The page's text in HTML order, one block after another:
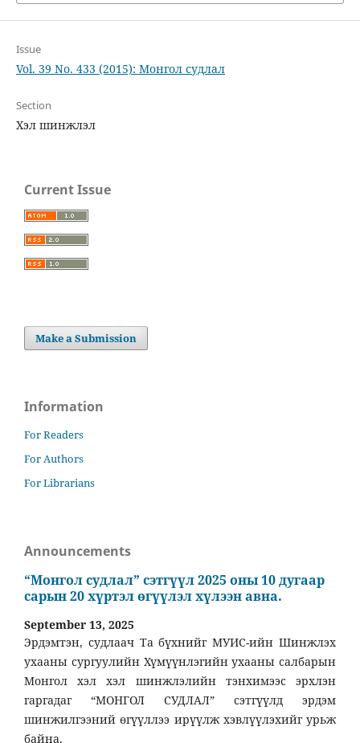
Issue
Vol. 39 No. 433 (2015): Монгол судлал
Section
Хэл шинжлэл
Current Issue
Make a Submission
Information
For Readers
For Authors
For Librarians
Announcements
“Монгол судлал” сэтгүүл 2025 оны 10 дугаар
сарын 20 хүртэл өгүүлэл хүлээн авна.
September 13, 2025
Эрдэмтэн, судлаач Та бүхнийг МУИС-ийн Шинжлэх
ухааны сургуулийн Хүмүүнлэгийн ухааны салбарын
Монгол хэл хэл шинжлэлийн тэнхимээс эрхлэн
гаргадаг “МОНГОЛ СУДЛАЛ” сэтгүүлд эрдэм
шинжилгээний өгүүллээ ирүүлж хэвлүүлэхийг урьж
байна.